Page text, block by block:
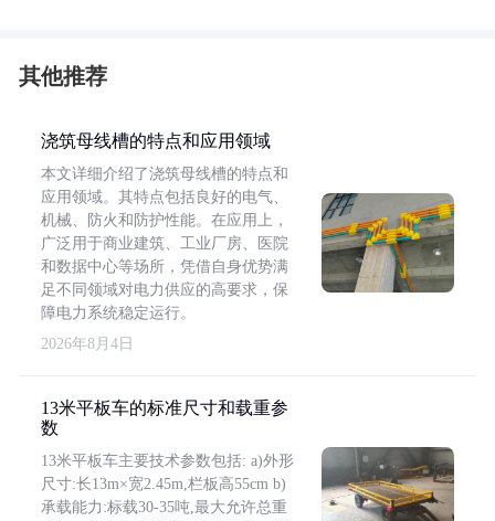
其他推荐
浇筑母线槽的特点和应用领域
本文详细介绍了浇筑母线槽的特点和
应用领域。其特点包括良好的电气、
机械、防火和防护性能。在应用上，
广泛用于商业建筑、工业厂房、医院
和数据中心等场所，凭借自身优势满
足不同领域对电力供应的高要求，保
障电力系统稳定运行。
2026年8月4日
13米平板车的标准尺寸和载重参
数
13米平板车主要技术参数包括: a)外形
尺寸:长13m×宽2.45m,栏板高55cm b)
承载能力:标载30-35吨,最大允许总重